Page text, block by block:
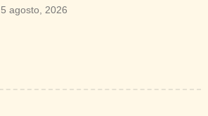
5 agosto, 2026